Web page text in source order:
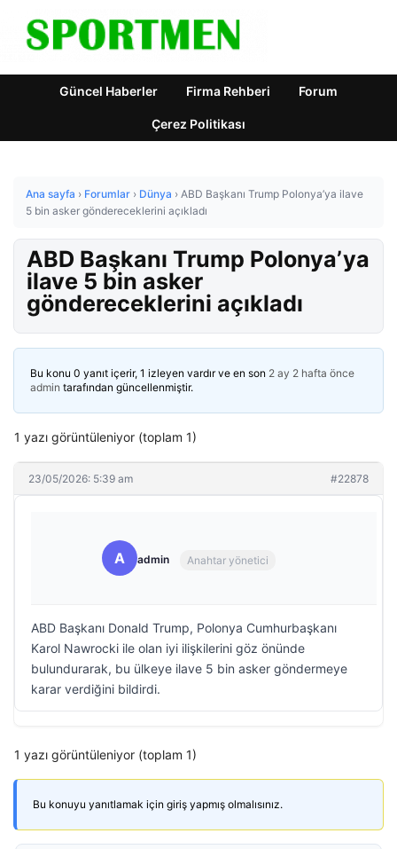
Güncel Haberler Firma Rehberi Forum
Çerez Politikası
Ana sayfa › Forumlar › Dünya › ABD Başkanı Trump Polonya’ya ilave
5 bin asker göndereceklerini açıkladı
ABD Başkanı Trump Polonya’ya
ilave 5 bin asker
göndereceklerini açıkladı
Bu konu 0 yanıt içerir, 1 izleyen vardır ve en son 2 ay 2 hafta önce
admin tarafından güncellenmiştir.
1 yazı görüntüleniyor (toplam 1)
23/05/2026: 5:39 am #22878
A admin Anahtar yönetici
ABD Başkanı Donald Trump, Polonya Cumhurbaşkanı
Karol Nawrocki ile olan iyi ilişkilerini göz önünde
bulundurarak, bu ülkeye ilave 5 bin asker göndermeye
karar verdiğini bildirdi.
1 yazı görüntüleniyor (toplam 1)
Bu konuyu yanıtlamak için giriş yapmış olmalısınız.